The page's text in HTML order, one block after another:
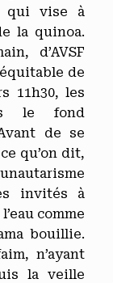
qui vise à
la quinoa.
d’AVSF
de
11h30, les
le fond
de se
qu’on dit,
invités à
comme
bouillie.
n’ayant
la veille